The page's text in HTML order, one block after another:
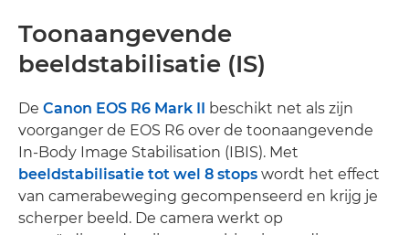
Toonaangevende
beeldstabilisatie (IS)
De Canon EOS R6 Mark II beschikt net als zijn
voorganger de EOS R6 over de toonaangevende
In-Body Image Stabilisation (IBIS). Met
beeldstabilisatie tot wel 8 stops wordt het effect
van camerabeweging gecompenseerd en krijg je
scherper beeld. De camera werkt op